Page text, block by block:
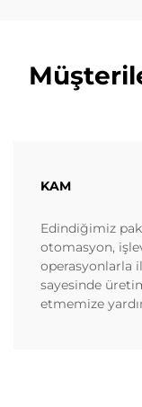
KAM
Edindiğimiz
otomasyon,
operasyonlarla
sayesinde
etmemize